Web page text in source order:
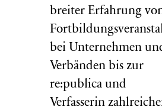
breiter Erfahrung
bei Unternehmen
Verbänden bis zur
re:publica und
Verfasserin